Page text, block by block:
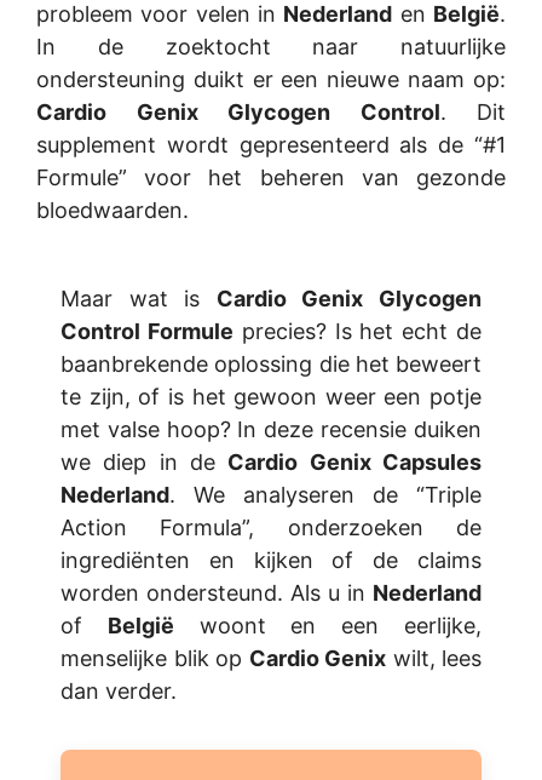
probleem voor velen in Nederland en België.
In de zoektocht naar natuurlijke
ondersteuning duikt er een nieuwe naam op:
Cardio Genix Glycogen Control. Dit
supplement wordt gepresenteerd als de “#1
Formule” voor het beheren van gezonde
bloedwaarden.
Maar wat is Cardio Genix Glycogen
Control Formule precies? Is het echt de
baanbrekende oplossing die het beweert
te zijn, of is het gewoon weer een potje
met valse hoop? In deze recensie duiken
we diep in de Cardio Genix Capsules
Nederland. We analyseren de “Triple
Action Formula”, onderzoeken de
ingrediënten en kijken of de claims
worden ondersteund. Als u in Nederland
of België woont en een eerlijke,
menselijke blik op Cardio Genix wilt, lees
dan verder.